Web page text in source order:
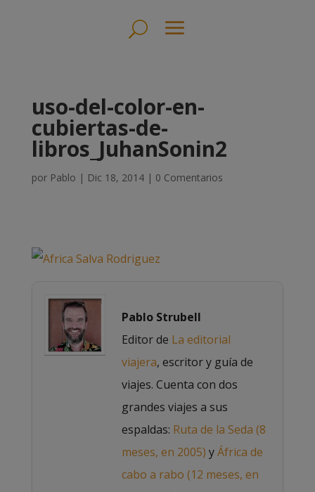
uso-del-color-en-
cubiertas-de-
libros_JuhanSonin2
por Pablo | Dic 18, 2014| 0 Comentarios
Pablo Strubell
Editor de La editorial
viajera, escritor y guía de
viajes. Cuenta con dos
grandes viajes a sus
espaldas: Ruta de la Seda (8
meses, en 2005) yÁfrica de
cabo a rabo (12 meses, en